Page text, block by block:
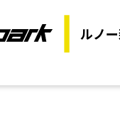
ルノ